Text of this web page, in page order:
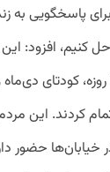
برای پاسخگویی
حل کنیم، افزود:
هستند که در جنگ ۱۲ روزه،
کردند. این
حضور